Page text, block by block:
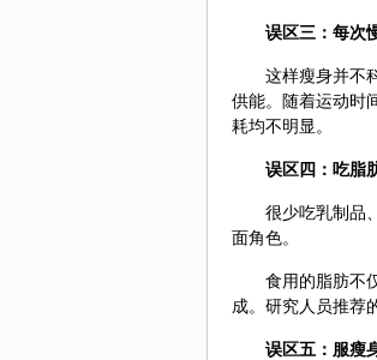
误区三：每次
这样瘦身并不
供能。随着运动时
耗均不明显。
误区四：吃脂
很少吃乳制品
面角色。
食用的脂肪不
成。研究人员推荐
误区五：服瘦